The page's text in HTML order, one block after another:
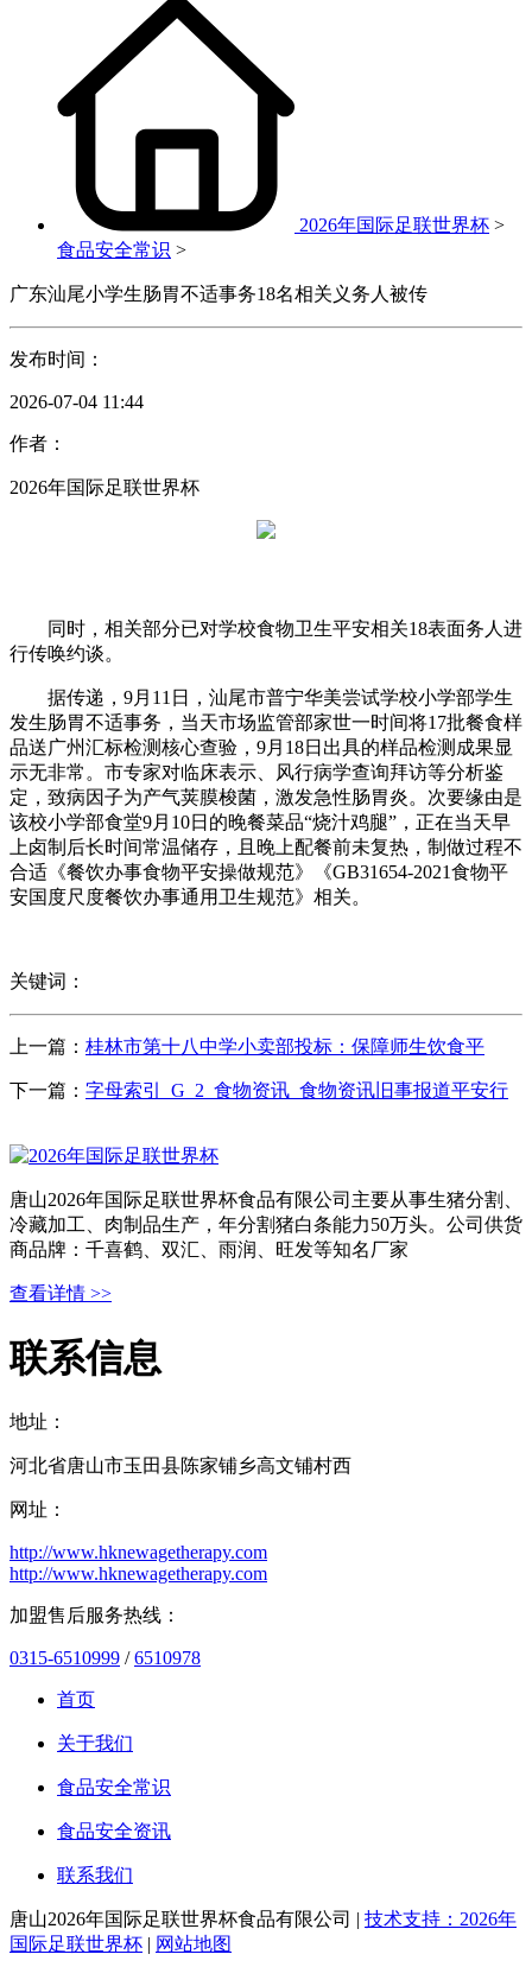
2026年国际足联世界杯 >
食品安全常识 >
广东汕尾小学生肠胃不适事务18名相关义务人被传
发布时间：
2026-07-04 11:44
作者：
2026年国际足联世界杯
同时，相关部分已对学校食物卫生平安相关18表面务人进
行传唤约谈。
据传递，9月11日，汕尾市普宁华美尝试学校小学部学生
发生肠胃不适事务，当天市场监管部家世一时间将17批餐食样
品送广州汇标检测核心查验，9月18日出具的样品检测成果显
示无非常。市专家对临床表示、风行病学查询拜访等分析鉴
定，致病因子为产气荚膜梭菌，激发急性肠胃炎。次要缘由是
该校小学部食堂9月10日的晚餐菜品“烧汁鸡腿”，正在当天早
上卤制后长时间常温储存，且晚上配餐前未复热，制做过程不
合适《餐饮办事食物平安操做规范》《GB31654-2021食物平
安国度尺度餐饮办事通用卫生规范》相关。
关键词：
上一篇： 桂林市第十八中学小卖部投标：保障师生饮食平
下一篇： 字母索引_G_2_食物资讯_食物资讯旧事报道平安行
唐山2026年国际足联世界杯食品有限公司主要从事生猪分割、
冷藏加工、肉制品生产，年分割猪白条能力50万头。公司供货
商品牌：千喜鹤、双汇、雨润、旺发等知名厂家
查看详情 >>
联系信息
地址：
河北省唐山市玉田县陈家铺乡高文铺村西
网址：
http://www.hknewagetherapy.com
http://www.hknewagetherapy.com
加盟售后服务热线：
0315-6510999 /6510978
首页
关于我们
食品安全常识
食品安全资讯
联系我们
唐山2026年国际足联世界杯食品有限公司 | 技术支持：2026年
国际足联世界杯 | 网站地图